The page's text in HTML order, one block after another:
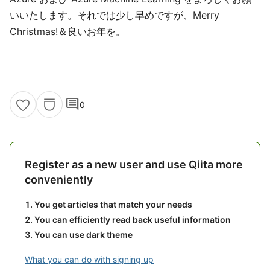
いいたします。それでは少し早めですが、Merry
Christmas!＆良いお年を。
comment0
Register as a new user and use Qiita more
conveniently
You get articles that match your needs
You can efficiently read back useful information
You can use dark theme
What you can do with signing up